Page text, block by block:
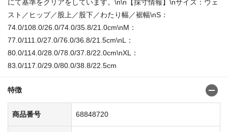
にて基準をクリアをしています。\n\n【採寸情報】\nサイズ：ウェ
スト／ヒップ／股上／股下／わたり幅／裾幅\nS：
74.0/108.0/26.0/74.0/35.8/21.0cm\nM：
77.0/111.0/27.0/76.0/36.8/21.5cm\nL：
80.0/114.0/28.0/78.0/37.8/22.0cm\nXL：
83.0/117.0/29.0/80.0/38.8/22.5cm
特徴
商品番号 68848720